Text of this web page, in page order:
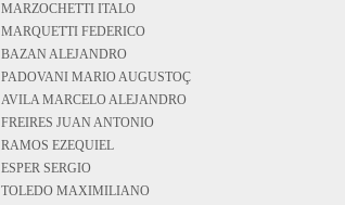
MARZOCHETTI ITALO
MARQUETTI FEDERICO
BAZAN ALEJANDRO
PADOVANI MARIO AUGUSTOÇ
AVILA MARCELO ALEJANDRO
FREIRES JUAN ANTONIO
RAMOS EZEQUIEL
ESPER SERGIO
TOLEDO MAXIMILIANO